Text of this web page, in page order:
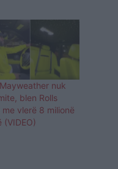
nuk
blen Rolls
me vlerë 8 milionë
(VIDEO)